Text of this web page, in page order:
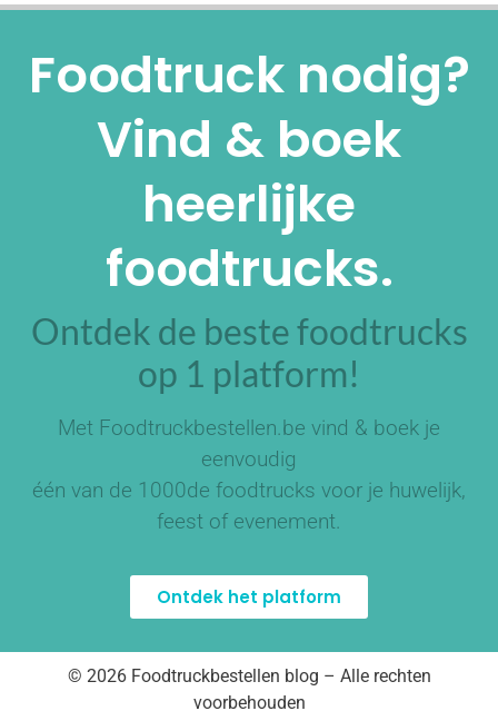
Foodtruck nodig?
Vind & boek
heerlijke
foodtrucks.
Ontdek de beste foodtrucks
op 1 platform!
Met Foodtruckbestellen.be vind & boek je
eenvoudig
één van de 1000de foodtrucks voor je huwelijk,
feest of evenement.
Ontdek het platform
© 2026 Foodtruckbestellen blog – Alle rechten
voorbehouden